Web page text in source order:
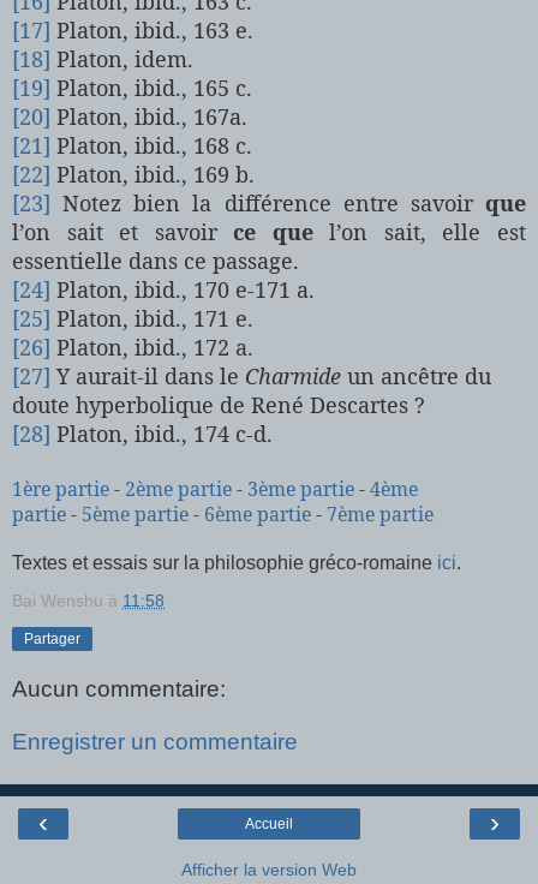
[17] Platon, ibid., 163 e.
[18] Platon, idem.
[19] Platon, ibid., 165 c.
[20] Platon, ibid., 167a.
[21] Platon, ibid., 168 c.
[22] Platon, ibid., 169 b.
[23] Notez bien la différence entre savoir que
l’on sait et savoir ce quel’on sait, elle est
essentielle dans ce passage.
[24] Platon, ibid., 170 e-171 a.
[25] Platon, ibid., 171 e.
[26] Platon, ibid., 172 a.
[27] Y aurait-il dans le Charmide un ancêtre du
doute hyperbolique de René Descartes ?
[28] Platon, ibid., 174 c-d.
1ère partie- 2ème partie- 3ème partie-4ème
partie- 5ème partie- 6ème partie- 7ème partie
Textes et essais sur la philosophie gréco-romaine ici.
Bai Wenshu à 11:58
Partager
Aucun commentaire:
Enregistrer un commentaire
‹ ›
Accueil
Afficher la version Web